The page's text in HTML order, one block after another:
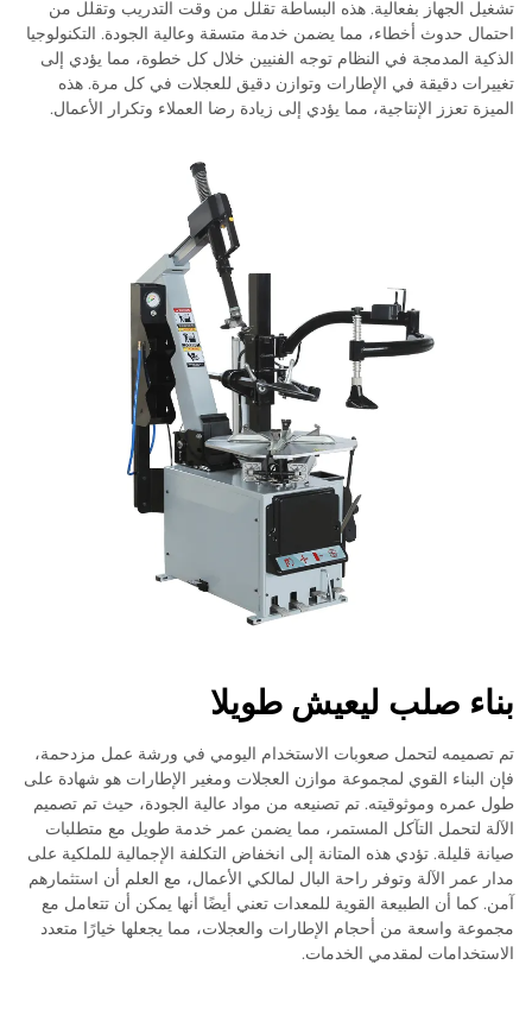
تشغيل الجهاز بفعالية. هذه البساطة تقلل من وقت التدريب وتقلل من
احتمال حدوث أخطاء، مما يضمن خدمة متسقة وعالية الجودة. التكنولوجيا
الذكية المدمجة في النظام توجه الفنيين خلال كل خطوة، مما يؤدي إلى
تغييرات دقيقة في الإطارات وتوازن دقيق للعجلات في كل مرة. هذه
الميزة تعزز الإنتاجية، مما يؤدي إلى زيادة رضا العملاء وتكرار الأعمال.
بناء صلب ليعيش طويلا
تم تصميمه لتحمل صعوبات الاستخدام اليومي في ورشة عمل مزدحمة،
فإن البناء القوي لمجموعة موازن العجلات ومغير الإطارات هو شهادة على
طول عمره وموثوقيته. تم تصنيعه من مواد عالية الجودة، حيث تم تصميم
الآلة لتحمل التآكل المستمر، مما يضمن عمر خدمة طويل مع متطلبات
صيانة قليلة. تؤدي هذه المتانة إلى انخفاض التكلفة الإجمالية للملكية على
مدار عمر الآلة وتوفر راحة البال لمالكي الأعمال، مع العلم أن استثمارهم
آمن. كما أن الطبيعة القوية للمعدات تعني أيضًا أنها يمكن أن تتعامل مع
مجموعة واسعة من أحجام الإطارات والعجلات، مما يجعلها خيارًا متعدد
الاستخدامات لمقدمي الخدمات.